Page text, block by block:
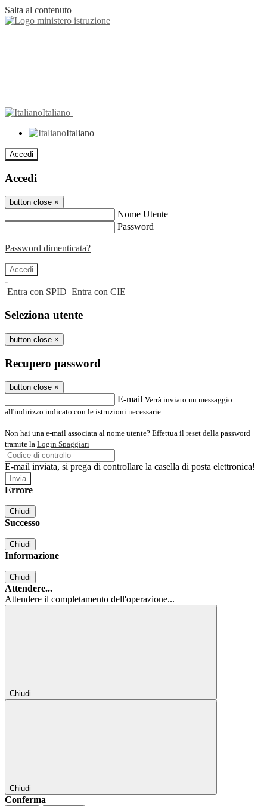
Salta al contenuto
Italiano
Italiano
Accedi
Accedi
button close ×
Nome Utente
Password
Password dimenticata?
-
Entra con SPID Entra con CIE
Seleziona utente
button close ×
Recupero password
button close ×
E-mail Verrà inviato un messaggio
all'indirizzo indicato con le istruzioni necessarie.
Non hai una e-mail associata al nome utente? Effettua il reset della password
tramite la Login Spaggiari
E-mail inviata, si prega di controllare la casella di posta elettronica!
Errore
Chiudi
Successo
Chiudi
Informazione
Chiudi
Attendere...
Attendere il completamento dell'operazione...
Chiudi
Chiudi
Conferma